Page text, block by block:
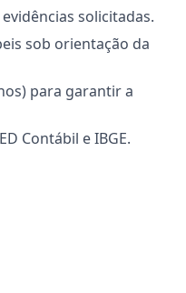
solicitadas.
sob orientação da
para garantir a
Contábil e IBGE.